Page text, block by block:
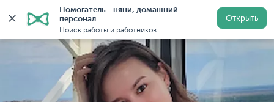
Помогатель - няни, домашний
персонал
Поиск работы и работников
Открыть
Главная Няни Няни в Москве Няни у метро